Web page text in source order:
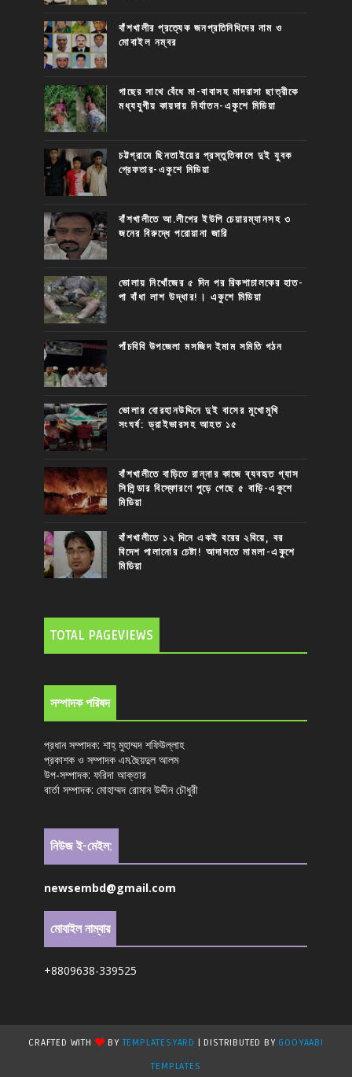
বাঁশখালীর প্রত্যেক জনপ্রতিনিধিদের নাম ও
মোবাইল নম্বর
গাছের সাথে বেঁধে মা-বাবাসহ মাদরাসা ছাত্রীকে
মধ্যযুগীয় কায়দায় নির্যাতন-একুশে মিডিয়া
চট্টগ্রামে ছিনতাইয়ের প্রস্তুতিকালে দুই যুবক
গ্রেফতার-একুশে মিডিয়া
বাঁশখালীতে আ.লীগের ইউপি চেয়ারম্যানসহ ৩
জনের বিরুদ্ধে পরোয়ানা জারি
ভোলায় নিখোঁজের ৫ দিন পর রিকশাচালকের হাত-
পা বাঁধা লাশ উদ্ধার!। একুশে মিডিয়া
পাঁচবিবি উপজেলা মসজিদ ইমাম সমিতি গঠন
ভোলার বোরহানউদ্দিনে দুই বাসের মুখোমুখি
সংঘর্ষ: ড্রাইভারসহ আহত ১৫
বাঁশখালীতে বাড়িতে রান্নার কাজে ব্যবহৃত গ্যাস
সিলিন্ডার বিস্ফোরণে পুড়ে গেছে ৫ বাড়ি-একুশে
মিডিয়া
বাঁশখালীতে ১২ দিনে একই বরের ২বিয়ে, বর
বিদেশ পালানোর চেষ্টা! আদালতে মামলা-একুশে
মিডিয়া
TOTAL PAGEVIEWS
সম্পাদক পরিষদ
প্রধান সম্পাদক: শাহ্ মুহাম্মদ শফিউল্লাহ
প্রকাশক ও সম্পাদক এম.ছৈয়দুল আলম
উপ-সম্পাদক: ফরিদা আক্তার
বার্তা সম্পাদক: মোহাম্মদ রোমান উদ্দীন চৌধুরী
নিউজ ই-মেইল:
newsembd@gmail.com
মোবাইল নাম্বার
+8809638-339525
CRAFTED WITH BYTEMPLATESYARD | DISTRIBUTED BY GOOYAABI
TEMPLATES